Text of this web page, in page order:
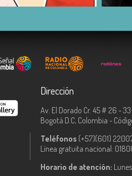
Dirección
Av. El Dorado Cr. 45 # 26 - 33
Bogotá D.C, Colombia -
Teléfonos (+57)(601)
Línea gratuita nacional:
Horario de atención: